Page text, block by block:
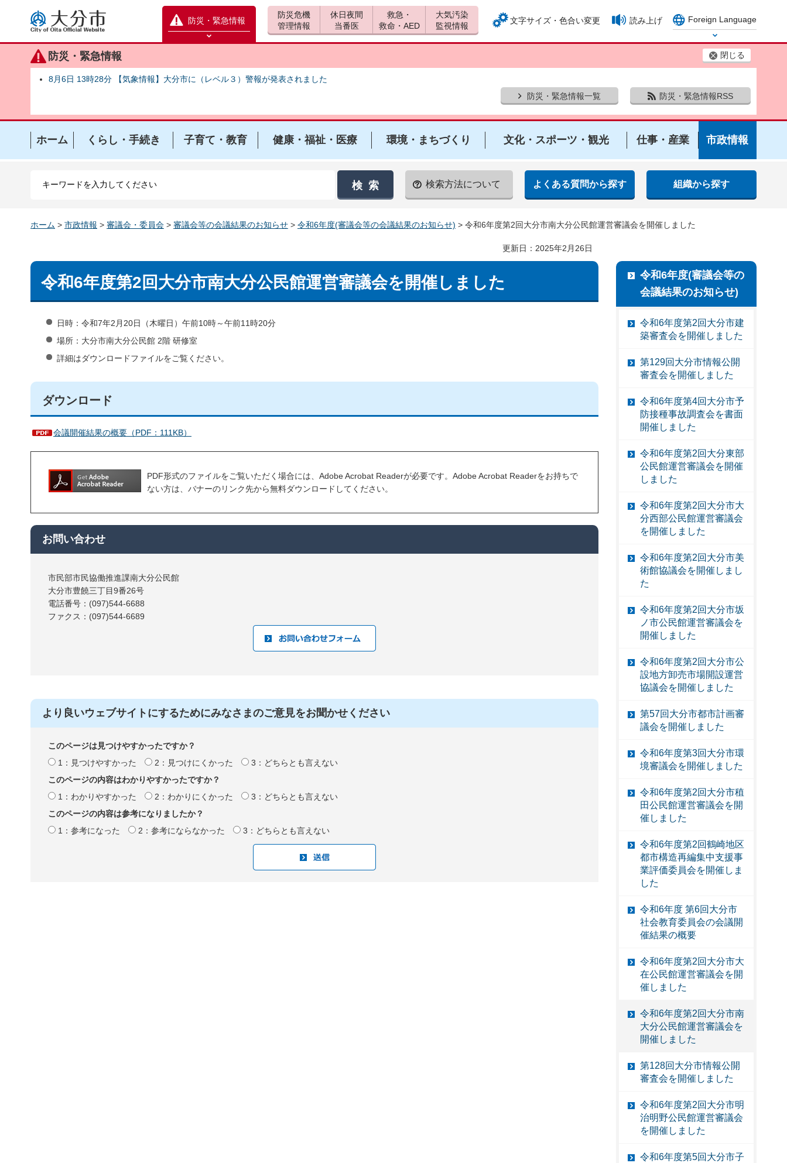
大分市
防災・緊急情報
防災緊急情報を開く
防災・緊急情報 閉じる
8月6日 13時28分 【気象情報】大分市に（レベル３）警報が発表されました
防災・緊急情報一覧
防災・緊急情報RSS
防災危機
管理情報
休日夜間
当番医
救急・
救命・AED
大気汚染
監視情報
文字サイズ・色合い変更 読み上げ
Foreign Language
Select Language
ホーム くらし・手続き 子育て・教育 健康・福祉・医療 環境・まちづくり 文化・スポーツ・観光 仕事・産業 市政情報
検索方法について よくある質問から探す 組織から探す
ホーム > 市政情報 > 審議会・委員会 > 審議会等の会議結果のお知らせ > 令和6年度(審議会等の会議結果のお知らせ) > 令和6年度第2回大分市南大分公民館運営審議会を開催しました
更新日：2025年2月26日
令和6年度第2回大分市南大分公民館運営審議会を開催しました
日時：令和7年2月20日（木曜日）午前10時～午前11時20分
場所：大分市南大分公民館 2階 研修室
詳細はダウンロードファイルをご覧ください。
ダウンロード
会議開催結果の概要（PDF：111KB）
PDF形式のファイルをご覧いただく場合には、Adobe Acrobat Readerが必要です。Adobe Acrobat Readerをお持ちで
ない方は、バナーのリンク先から無料ダウンロードしてください。
お問い合わせ
市民部市民協働推進課南大分公民館
大分市豊饒三丁目9番26号
電話番号：(097)544-6688
ファクス：(097)544-6689
より良いウェブサイトにするためにみなさまのご意見をお聞かせください
このページは見つけやすかったですか？
1：見つけやすかった
2：見つけにくかった
3：どちらとも言えない
このページの内容はわかりやすかったですか？
1：わかりやすかった
2：わかりにくかった
3：どちらとも言えない
このページの内容は参考になりましたか？
1：参考になった
2：参考にならなかった 3：どちらとも言えない
令和6年度(審議会等の
会議結果のお知らせ)
令和6年度第2回大分市建
築審査会を開催しました
第129回大分市情報公開
審査会を開催しました
令和6年度第4回大分市予
防接種事故調査会を書面
開催しました
令和6年度第2回大分東部
公民館運営審議会を開催
しました
令和6年度第2回大分市大
分西部公民館運営審議会
を開催しました
令和6年度第2回大分市美
術館協議会を開催しまし
た
令和6年度第2回大分市坂
ノ市公民館運営審議会を
開催しました
令和6年度第2回大分市公
設地方卸売市場開設運営
協議会を開催しました
第57回大分市都市計画審
議会を開催しました
令和6年度第3回大分市環
境審議会を開催しました
令和6年度第2回大分市稙
田公民館運営審議会を開
催しました
令和6年度第2回鶴崎地区
都市構造再編集中支援事
業評価委員会を開催しま
した
令和6年度 第6回大分市
社会教育委員会の会議開
催結果の概要
令和6年度第2回大分市大
在公民館運営審議会を開
催しました
令和6年度第2回大分市南
大分公民館運営審議会を
開催しました
第128回大分市情報公開
審査会を開催しました
令和6年度第2回大分市明
治明野公民館運営審議会
を開催しました
令和6年度第5回大分市子